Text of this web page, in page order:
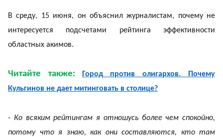
В среду, 15 июня, он объяснил журналистам, почему не
интересуется подсчетами рейтинга эффективности
областных акимов.
Читайте также:
Город против олигархов. Почему
Кульгинов не дает митинговать в столице?
- Ко всяким рейтингам я отношусь более чем спокойно,
потому что я знаю, как они составляются, кто там